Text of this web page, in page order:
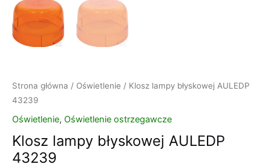
Strona główna / Oświetlenie / Klosz lampy błyskowej AULEDP
43239
Oświetlenie, Oświetlenie ostrzegawcze
Klosz lampy błyskowej AULEDP
43239